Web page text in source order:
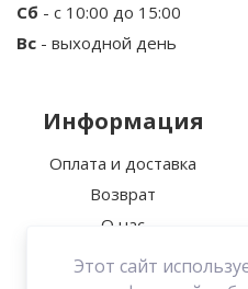
Ваш отзыв
Примечание:
HTML
поддерживается!
Этот сайт
Сб - с 10:00 до 15:00
Вс - выходной день
Информация
Оплата и доставка
Возврат
О нас
Политика